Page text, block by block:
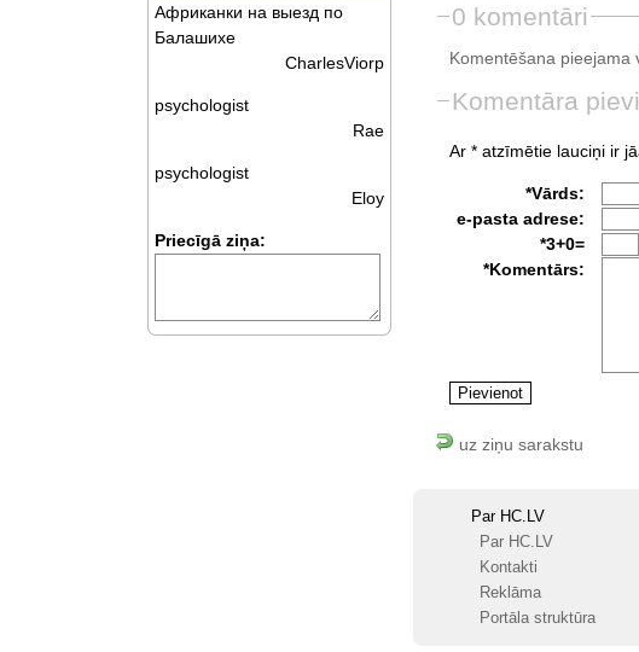
0 komentāri
Komentēšana pieejama
Komentāra
Ar * atzīmētie lauciņi ir
*Vārds:
e-pasta adrese:
*3+0=
*Komentārs:
uz ziņu sarakstu
Par HC.LV
Par HC.LV
Kontakti
Reklāma
Portāla struktūra
Африканки на выезд по
Балашихе
CharlesViorp
psychologist
Rae
psychologist
Eloy
Priecīgā ziņa: